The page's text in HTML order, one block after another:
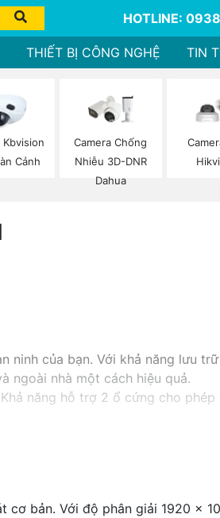
HOTLINE:
THIẾT BỊ CÔNG NGHỆ TIN
Kbvision
Cảnh
Camera Chống
Nhiễu 3D-DNR
Dahua
của bạn. Với khả năng lưu trữ
ngoài nhà một cách hiệu quả.
năng hỗ trợ 2 ổ cứng cho phép
ổ cứng công nghệ phù hợp sẽ là
văn phòng của bạn một cách
cơ bản. Với độ phân giải 1920 x